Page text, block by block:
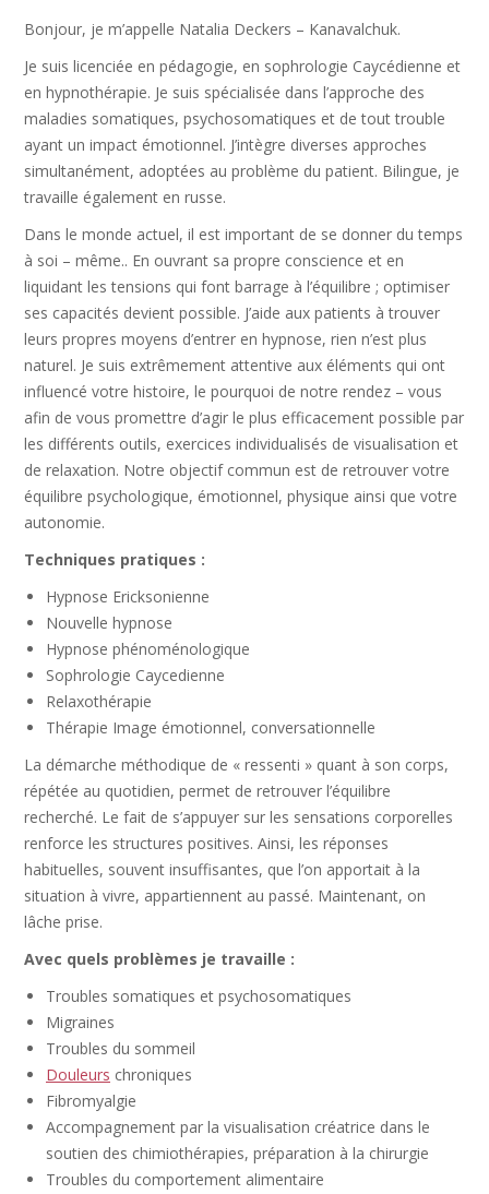
Bonjour, je m’appelle Natalia Deckers – Kanavalchuk.
Je suis licenciée en pédagogie, en sophrologie Caycédienne et
en hypnothérapie. Je suis spécialisée dans l’approche des
maladies somatiques, psychosomatiques et de tout trouble
ayant un impact émotionnel. J’intègre diverses approches
simultanément, adoptées au problème du patient. Bilingue, je
travaille également en russe.
Dans le monde actuel, il est important de se donner du temps
à soi – même.. En ouvrant sa propre conscience et en
liquidant les tensions qui font barrage à l’équilibre ; optimiser
ses capacités devient possible. J’aide aux patients à trouver
leurs propres moyens d’entrer en hypnose, rien n’est plus
naturel. Je suis extrêmement attentive aux éléments qui ont
influencé votre histoire, le pourquoi de notre rendez – vous
afin de vous promettre d’agir le plus efficacement possible par
les différents outils, exercices individualisés de visualisation et
de relaxation. Notre objectif commun est de retrouver votre
équilibre psychologique, émotionnel, physique ainsi que votre
autonomie.
Techniques pratiques :
Hypnose Ericksonienne
Nouvelle hypnose
Hypnose phénoménologique
Sophrologie Caycedienne
Relaxothérapie
Thérapie Image émotionnel, conversationnelle
La démarche méthodique de « ressenti » quant à son corps,
répétée au quotidien, permet de retrouver l’équilibre
recherché. Le fait de s’appuyer sur les sensations corporelles
renforce les structures positives. Ainsi, les réponses
habituelles, souvent insuffisantes, que l’on apportait à la
situation à vivre, appartiennent au passé. Maintenant, on
lâche prise.
Avec quels problèmes je travaille :
Troubles somatiques et psychosomatiques
Migraines
Troubles du sommeil
Douleurs chroniques
Fibromyalgie
Accompagnement par la visualisation créatrice dans le
soutien des chimiothérapies, préparation à la chirurgie
Troubles du comportement alimentaire